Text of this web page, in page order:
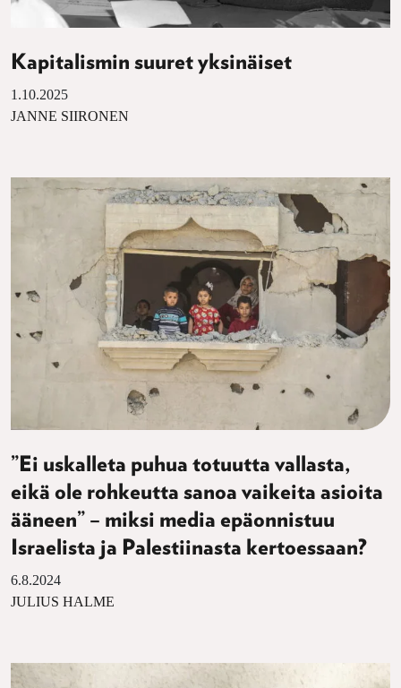
Kapitalismin suuret yksinäiset
1.10.2025
JANNE SIIRONEN
”Ei uskalleta puhua totuutta vallasta,
eikä ole rohkeutta sanoa vaikeita asioita
ääneen” – miksi media epäonnistuu
Israelista ja Palestiinasta kertoessaan?
6.8.2024
JULIUS HALME